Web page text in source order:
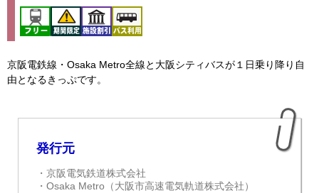
京阪電鉄線・Osaka Metro全線と大阪シティバスが１日乗り降り自
由となるきっぷです。
RECENT
POSTS
発行元
・京阪電気鉄道株式会社
・Osaka Metro（大阪市高速電気軌道株式会社）